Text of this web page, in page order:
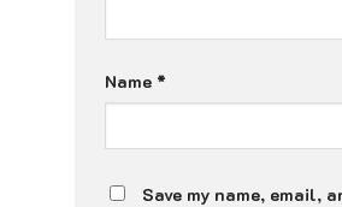
Name *
Save my name, email,